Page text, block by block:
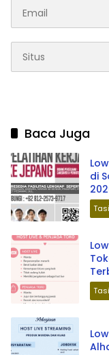
Baca Juga
di